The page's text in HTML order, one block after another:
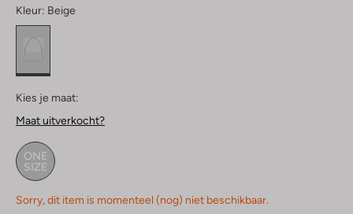
Kleur: Beige
Kies je maat:
Maat uitverkocht?
ONE
SIZE
Sorry, dit item is momenteel (nog) niet beschikbaar.